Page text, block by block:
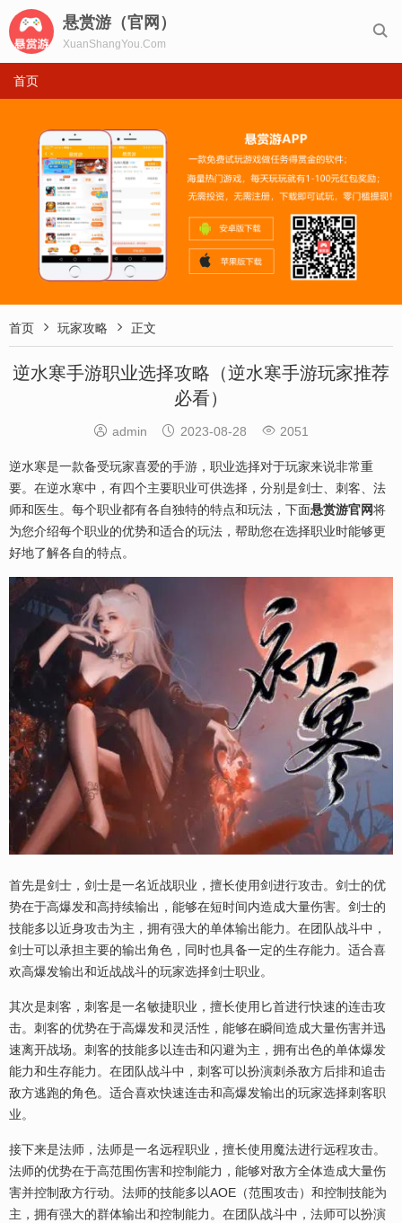

悬赏游（官网）
XuanShangYou.Com
首页
首页  玩家攻略  正文
逆水寒手游职业选择攻略（逆水寒手游玩家推荐
必看）
 admin  2023-08-28  2051
逆水寒是一款备受玩家喜爱的手游，职业选择对于玩家来说非常重
要。在逆水寒中，有四个主要职业可供选择，分别是剑士、刺客、法
师和医生。每个职业都有各自独特的特点和玩法，下面悬赏游官网将
为您介绍每个职业的优势和适合的玩法，帮助您在选择职业时能够更
好地了解各自的特点。
首先是剑士，剑士是一名近战职业，擅长使用剑进行攻击。剑士的优
势在于高爆发和高持续输出，能够在短时间内造成大量伤害。剑士的
技能多以近身攻击为主，拥有强大的单体输出能力。在团队战斗中，
剑士可以承担主要的输出角色，同时也具备一定的生存能力。适合喜
欢高爆发输出和近战战斗的玩家选择剑士职业。
其次是刺客，刺客是一名敏捷职业，擅长使用匕首进行快速的连击攻
击。刺客的优势在于高爆发和灵活性，能够在瞬间造成大量伤害并迅
速离开战场。刺客的技能多以连击和闪避为主，拥有出色的单体爆发
能力和生存能力。在团队战斗中，刺客可以扮演刺杀敌方后排和追击
敌方逃跑的角色。适合喜欢快速连击和高爆发输出的玩家选择刺客职
业。
接下来是法师，法师是一名远程职业，擅长使用魔法进行远程攻击。
法师的优势在于高范围伤害和控制能力，能够对敌方全体造成大量伤
害并控制敌方行动。法师的技能多以AOE（范围攻击）和控制技能为
主，拥有强大的群体输出和控制能力。在团队战斗中，法师可以扮演